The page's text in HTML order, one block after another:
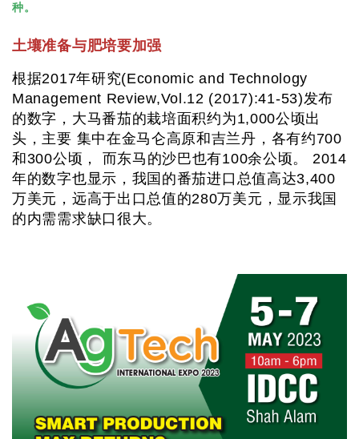
种。
土壤准备与肥培要加强
根据2017年研究(Economic and Technology
Management Review,Vol.12 (2017):41-53)发布
的数字，大马番茄的栽培面积约为1,000公顷出
头，主要 集中在金马仑高原和吉兰丹，各有约700
和300公顷， 而东马的沙巴也有100余公顷。 2014
年的数字也显示，我国的番茄进口总值高达3,400
万美元，远高于出口总值的280万美元，显示我国
的内需需求缺口很大。